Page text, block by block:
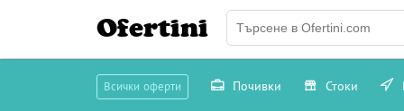
Ofertini
Всички оферти Почивки Стоки